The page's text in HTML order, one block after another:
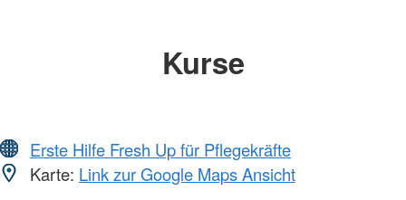
Kurse
Erste Hilfe Fresh Up für Pflegekräfte
Karte: Link zur Google Maps Ansicht